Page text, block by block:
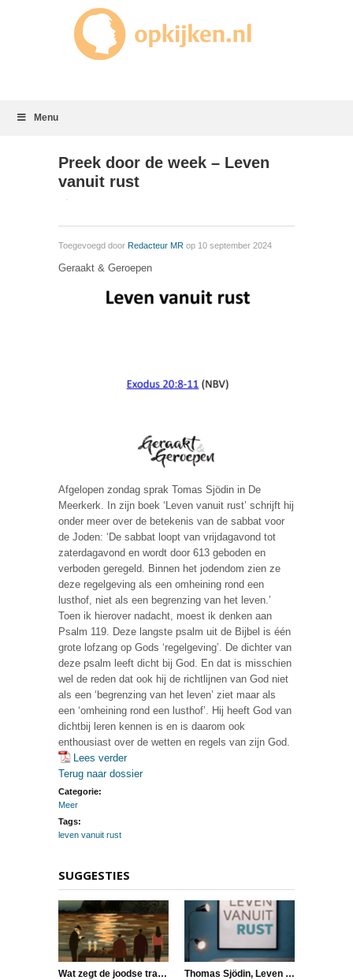
Menu
Preek door de week – Leven
vanuit rust
Toegevoegd door Redacteur MR op 10 september 2024
Geraakt & Geroepen
Afgelopen zondag sprak Tomas Sjödin in De
Meerkerk. In zijn boek ‘Leven vanuit rust’ schrijft hij
onder meer over de betekenis van de sabbat voor
de Joden: ‘De sabbat loopt van vrijdagavond tot
zaterdagavond en wordt door 613 geboden en
verboden geregeld. Binnen het jodendom zien ze
deze regelgeving als een omheining rond een
lusthof, niet als een begrenzing van het leven.’
Toen ik hierover nadacht, moest ik denken aan
Psalm 119. Deze langste psalm uit de Bijbel is één
grote lofzang op Gods ‘regelgeving’. De dichter van
deze psalm leeft dicht bij God. En dat is misschien
wel de reden dat ook hij de richtlijnen van God niet
als een ‘begrenzing van het leven’ ziet maar als
een ‘omheining rond een lusthof’. Hij heeft God van
dichtbij leren kennen is en is daarom ook
enthousiast over de wetten en regels van zijn God.
Lees verder
Terug naar dossier
Categorie:
Meer
Tags:
leven vanuit rust
SUGGESTIES
Wat zegt de joodse traditie over sabbatsrust? Thomas Sjödin, Leven vanuit rust